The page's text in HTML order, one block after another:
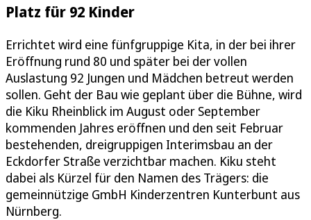
Platz für 92 Kinder
Errichtet wird eine fünfgruppige Kita, in der bei ihrer
Eröffnung rund 80 und später bei der vollen
Auslastung 92 Jungen und Mädchen betreut werden
sollen. Geht der Bau wie geplant über die Bühne, wird
die Kiku Rheinblick im August oder September
kommenden Jahres eröffnen und den seit Februar
bestehenden, dreigruppigen Interimsbau an der
Eckdorfer Straße verzichtbar machen. Kiku steht
dabei als Kürzel für den Namen des Trägers: die
gemeinnützige GmbH Kinderzentren Kunterbunt aus
Nürnberg.